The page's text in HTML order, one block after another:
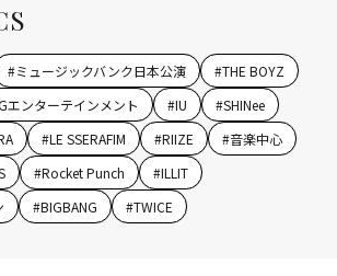
#ミュージックバンク日本公演 #THE BOYZ
エンターテインメント #IU #SHINee
#LE SSERAFIM #RIIZE #音楽中心
#Rocket Punch #ILLIT
#BIGBANG #TWICE